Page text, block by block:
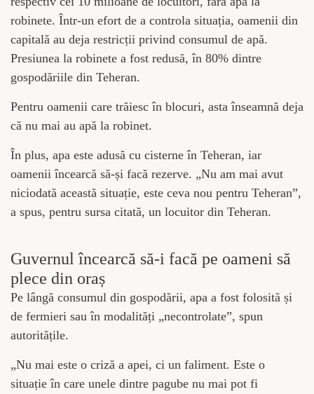
robinete. Într-un efort de a controla situația, oamenii din
capitală au deja restricții privind consumul de apă.
Presiunea la robinete a fost redusă, în 80% dintre
gospodăriile din Teheran.
Pentru oamenii care trăiesc în blocuri, asta înseamnă deja
că nu mai au apă la robinet.
În plus, apa este adusă cu cisterne în Teheran, iar
oamenii încearcă să-și facă rezerve. „Nu am mai avut
niciodată această situație, este ceva nou pentru Teheran”,
a spus, pentru sursa citată, un locuitor din Teheran.
Guvernul încearcă să-i facă pe oameni să
plece din oraș
Pe lângă consumul din gospodării, apa a fost folosită și
de fermieri sau în modalități „necontrolate”, spun
autoritățile.
„Nu mai este o criză a apei, ci un faliment. Este o
situație în care unele dintre pagube nu mai pot fi